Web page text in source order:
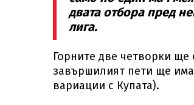
двата отбора пред
лига.
Горните две четворки ще
завършилият пети ще
вариации с Купата).